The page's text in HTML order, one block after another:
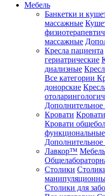
Мебель
Банкетки и
массажные
массажные
Кресла пациента
гериатрические
диализные
Все категории
донорские
Дополнительное
Кровати
Кровати
функциональные
Дополнительное
Лавкор™
Столики
Столики для